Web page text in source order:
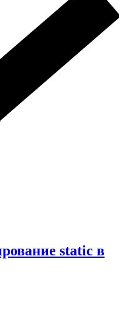
static в